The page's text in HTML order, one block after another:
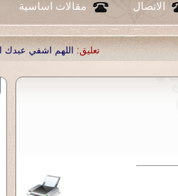
الاتصال مقالات اساسية
اللهم اشفي عبدك احمد صبحي منصور| تعليق: